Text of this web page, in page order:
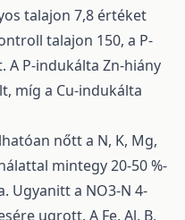
talajon 7,8 értéket
talajon 150, a P-
A P-indukálta Zn-hiány
míg a Cu-indukálta
nőtt a N, K, Mg,
mintegy 20-50 %-
Ugyanitt a NO3-N 4-
ugrott. A Fe, Al, B,